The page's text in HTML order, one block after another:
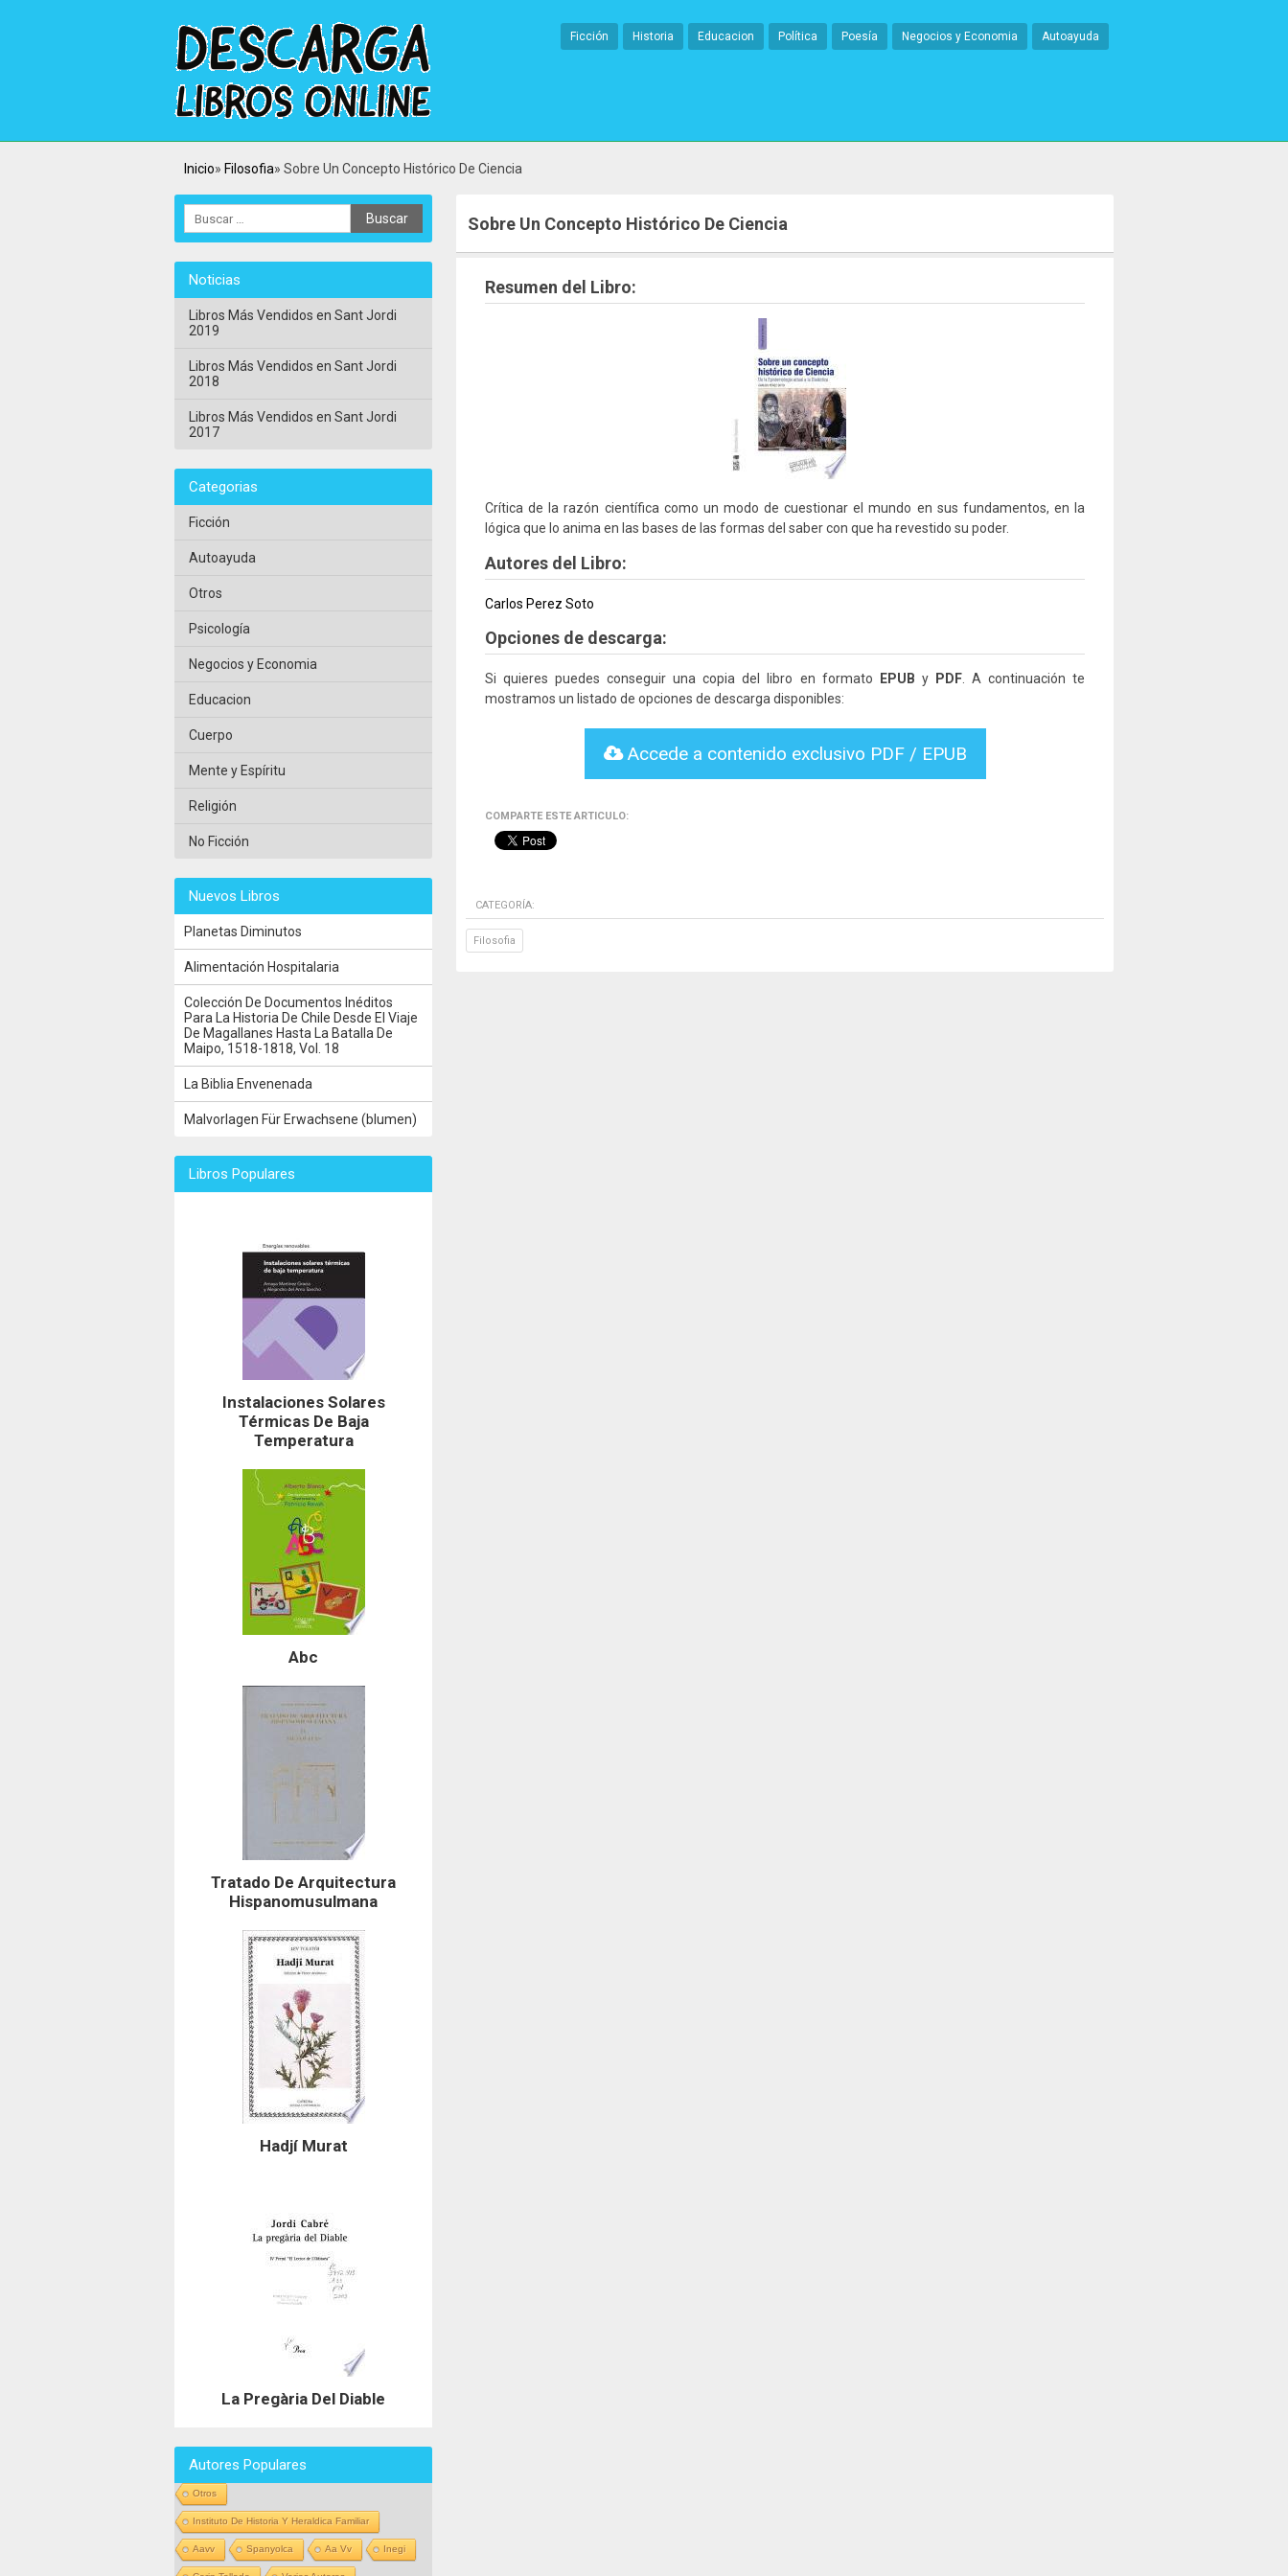
Ficción Historia Educacion Política Poesía Negocios y Economia Autoayuda
Inicio Filosofia Sobre Un Concepto Histórico De Ciencia
Sobre Un Concepto Histórico De Ciencia
Resumen del Libro:
Crítica de la razón científica como un modo de cuestionar el mundo en sus fundamentos, en la
lógica que lo anima en las bases de las formas del saber con que ha revestido su poder.
Autores del Libro:
Carlos Perez Soto
Opciones de descarga:
Si quieres puedes conseguir una copia del libro en formato EPUB y PDF. A continuación te
mostramos un listado de opciones de descarga disponibles:
Accede a contenido exclusivo PDF / EPUB
COMPARTE ESTE ARTICULO:
CATEGORÍA:
Filosofia
Noticias
Libros Más Vendidos en Sant Jordi
2019
Libros Más Vendidos en Sant Jordi
2018
Libros Más Vendidos en Sant Jordi
2017
Categorias
Ficción
Autoayuda
Otros
Psicología
Negocios y Economia
Educacion
Cuerpo
Mente y Espíritu
Religión
No Ficción
Nuevos Libros
Planetas Diminutos
Alimentación Hospitalaria
Colección De Documentos Inéditos
Para La Historia De Chile Desde El Viaje
De Magallanes Hasta La Batalla De
Maipo, 1518-1818, Vol. 18
La Biblia Envenenada
Malvorlagen Für Erwachsene (blumen)
Libros Populares
Instalaciones Solares
Térmicas De Baja
Temperatura
Abc
Tratado De Arquitectura
Hispanomusulmana
Hadjí Murat
La Pregària Del Diable
Autores Populares
Otros
Instituto De Historia Y Heraldica Familiar
Aavv Spanyolca Aa Vv Inegi